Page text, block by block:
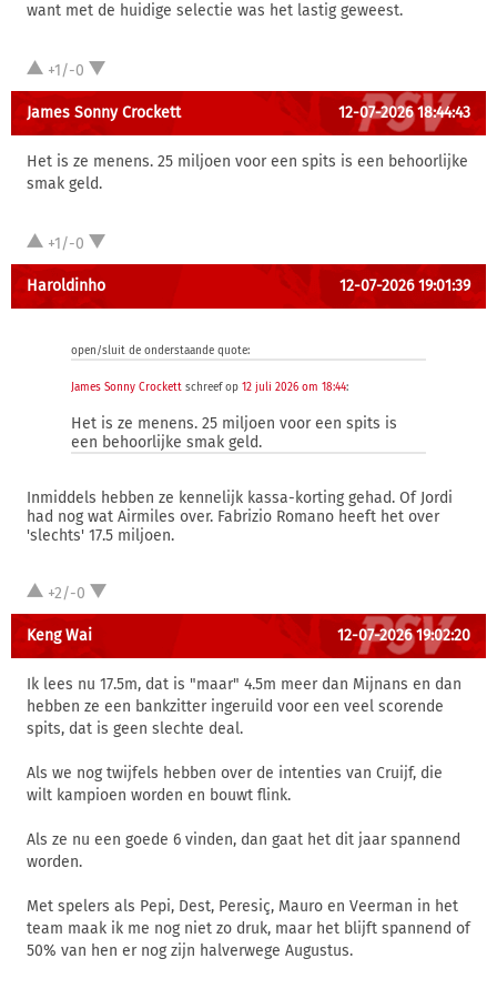
want met de huidige selectie was het lastig geweest.
+1/-0
James Sonny Crockett 12-07-2026 18:44:43
Het is ze menens. 25 miljoen voor een spits is een behoorlijke
smak geld.
+1/-0
Haroldinho 12-07-2026 19:01:39
open/sluit de onderstaande quote:
James Sonny Crockett schreef op 12 juli 2026 om 18:44:
Het is ze menens. 25 miljoen voor een spits is
een behoorlijke smak geld.
Inmiddels hebben ze kennelijk kassa-korting gehad. Of Jordi
had nog wat Airmiles over. Fabrizio Romano heeft het over
'slechts' 17.5 miljoen.
+2/-0
Keng Wai 12-07-2026 19:02:20
Ik lees nu 17.5m, dat is "maar" 4.5m meer dan Mijnans en dan
hebben ze een bankzitter ingeruild voor een veel scorende
spits, dat is geen slechte deal.
Als we nog twijfels hebben over de intenties van Cruijf, die
wilt kampioen worden en bouwt flink.
Als ze nu een goede 6 vinden, dan gaat het dit jaar spannend
worden.
Met spelers als Pepi, Dest, Peresiç, Mauro en Veerman in het
team maak ik me nog niet zo druk, maar het blijft spannend of
50% van hen er nog zijn halverwege Augustus.